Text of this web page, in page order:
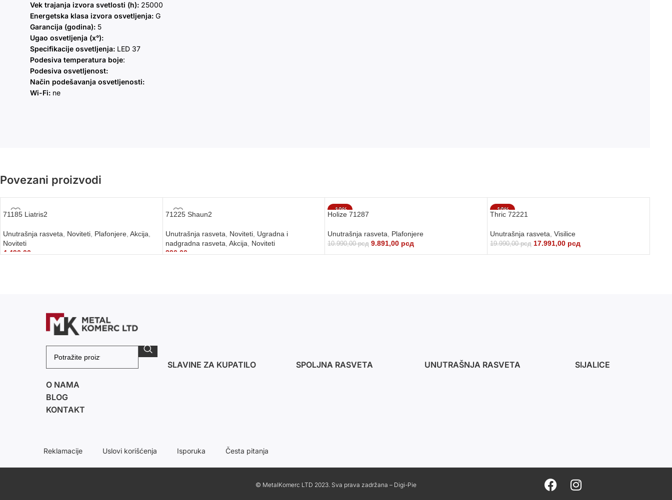
Vek trajanja izvora svetlosti (h): 25000
Energetska klasa izvora osvetljenja: G
Garancija (godina): 5
Ugao osvetljenja (x°):
Specifikacije osvetljenja: LED 37
Podesiva temperatura boje:
Podesiva osvetljenost:
Način podešavanja osvetljenosti:
Wi-Fi: ne
Povezani proizvodi
71185 Liatris2
Unutrašnja rasveta, Noviteti, Plafonjere, Akcija,
Noviteti
4.490,00рсд
71225 Shaun2
Unutrašnja rasveta, Noviteti, Ugradna i
nadgradna rasveta, Akcija, Noviteti
390,00рсд
-10%
Holize 71287
Unutrašnja rasveta, Plafonjere
10.990,00рсд 9.891,00 рсд
DODAJ U KORPU
-10%
Thric 72221
Unutrašnja rasveta, Visilice
19.990,00рсд 17.991,00 рсд
DODAJ U KORPU
O NAMA
BLOG
KONTAKT
SLAVINE ZA KUPATILO SPOLJNA RASVETA UNUTRAŠNJA RASVETA SIJALICE
Reklamacije Uslovi korišćenja Isporuka Česta pitanja
© MetalKomerc LTD 2023. Sva prava zadržana – Digi-Pie